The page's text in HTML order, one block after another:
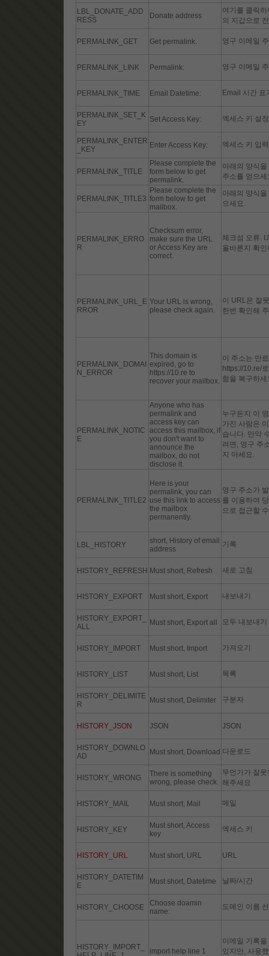
LBL_DONATE_ADD
RESS
Donate address
여기를 클릭
의 지갑으로
PERMALINK_GET Get permalink. 영구 이메일
PERMALINK_LINK Permalink: 영구 이메일
PERMALINK_TIME Email Datetime: Email 시간 표
PERMALINK_SET_K
EY
Set Access Key: 엑세스 키 설
PERMALINK_ENTER
_KEY
Enter Access Key: 엑세스 키 입
PERMALINK_TITLE
Please complete the
form below to get
permalink.
아래의 양식
주소를 얻으세
PERMALINK_TITLE3
Please complete the
form below to get
mailbox.
아래의 양식
으세요.
PERMALINK_ERRO
R
Checksum error,
make sure the URL
or Access Key are
correct.
체크섬 오류.
올바른지 확
PERMALINK_URL_E
RROR
Your URL is wrong,
please check again.
이 URL은 잘
한번 확인해
PERMALINK_DOMAI
N_ERROR
This domain is
expired, go to
https://10.re to
recover your mailbox.
이 주소는 만
https://10.re/
함을 복구하세
PERMALINK_NOTIC
E
Anyone who has
permalink and
access key can
access this mailbox, if
you don't want to
announce the
mailbox, do not
disclose it.
누구든지 이
가진 사람은
습니다. 만약
려면, 영구 주
지 마세요.
PERMALINK_TITLE2
Here is your
permalink, you can
use this link to access
the mailbox
permanently.
영구 주소가
를 이용하여
으로 접근할
LBL_HISTORY
short, History of email
address
기록
HISTORY_REFRESH Must short, Refresh 새로 고침
HISTORY_EXPORT Must short, Export 내보내기
HISTORY_EXPORT_
ALL
Must short, Export all 모두 내보내기
HISTORY_IMPORT Must short, Import 가져오기
HISTORY_LIST Must short, List 목록
HISTORY_DELIMITE
R
Must short, Delimiter 구분자
HISTORY_JSON JSON JSON
HISTORY_DOWNLO
AD
Must short, Download 다운로드
HISTORY_WRONG
There is something
wrong, please check.
무언가가 잘
해주세요
HISTORY_MAIL Must short, Mail 메일
HISTORY_KEY
Must short, Access
key
엑세스 키
HISTORY_URL Must short, URL URL
HISTORY_DATETIM
E
Must short, Datetime 날짜/시간
HISTORY_CHOOSE
Choose doamin
name:
도메인 이름
HISTORY_IMPORT_
import help line 1
이메일 기록
있지만, 사용